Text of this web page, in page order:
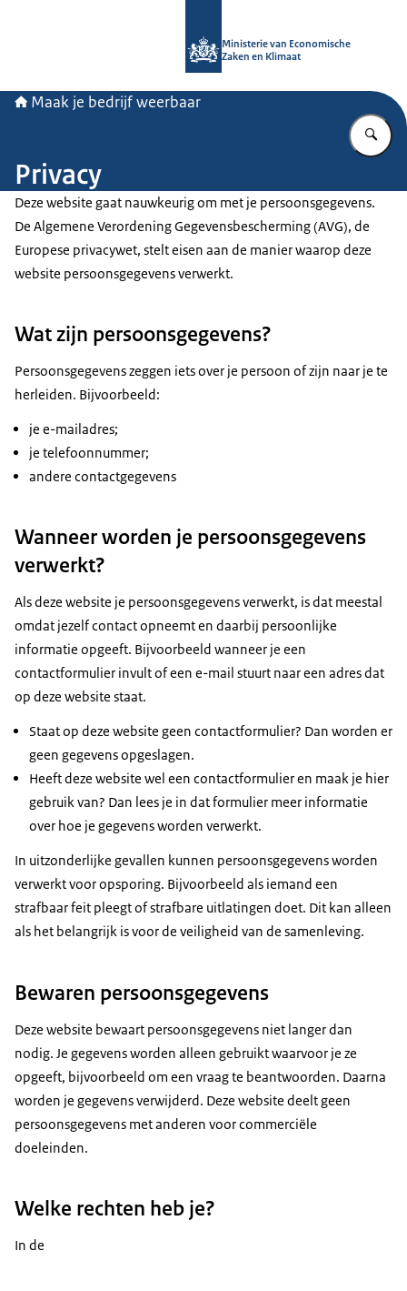
Ministerie van Economische
Zaken en Klimaat
Maak je bedrijf weerbaar
Privacy
Deze website gaat nauwkeurig om met je persoonsgegevens.
De Algemene Verordening Gegevensbescherming (AVG), de
Europese privacywet, stelt eisen aan de manier waarop deze
website persoonsgegevens verwerkt.
Wat zijn persoonsgegevens?
Persoonsgegevens zeggen iets over je persoon of zijn naar je te
herleiden. Bijvoorbeeld:
je e-mailadres;
je telefoonnummer;
andere contactgegevens
Wanneer worden je persoonsgegevens
verwerkt?
Als deze website je persoonsgegevens verwerkt, is dat meestal
omdat jezelf contact opneemt en daarbij persoonlijke
informatie opgeeft. Bijvoorbeeld wanneer je een
contactformulier invult of een e-mail stuurt naar een adres dat
op deze website staat.
Staat op deze website geen contactformulier? Dan worden er
geen gegevens opgeslagen.
Heeft deze website wel een contactformulier en maak je hier
gebruik van? Dan lees je in dat formulier meer informatie
over hoe je gegevens worden verwerkt.
In uitzonderlijke gevallen kunnen persoonsgegevens worden
verwerkt voor opsporing. Bijvoorbeeld als iemand een
strafbaar feit pleegt of strafbare uitlatingen doet. Dit kan alleen
als het belangrijk is voor de veiligheid van de samenleving.
Bewaren persoonsgegevens
Deze website bewaart persoonsgegevens niet langer dan
nodig. Je gegevens worden alleen gebruikt waarvoor je ze
opgeeft, bijvoorbeeld om een vraag te beantwoorden. Daarna
worden je gegevens verwijderd. Deze website deelt geen
persoonsgegevens met anderen voor commerciële
doeleinden.
Welke rechten heb je?
In de